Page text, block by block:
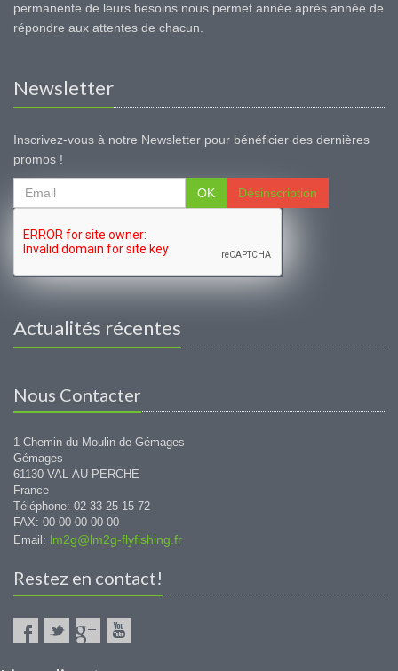
permanente de leurs besoins nous permet année après année de
répondre aux attentes de chacun.
Newsletter
Inscrivez-vous à notre Newsletter pour bénéficier des dernières
promos !
OK Désinscription
Actualités récentes
Nous Contacter
1 Chemin du Moulin de Gémages
Gémages
61130 VAL-AU-PERCHE
France
Téléphone: 02 33 25 15 72
FAX: 00 00 00 00 00
Email: lm2g@lm2g-flyfishing.fr
Restez en contact!